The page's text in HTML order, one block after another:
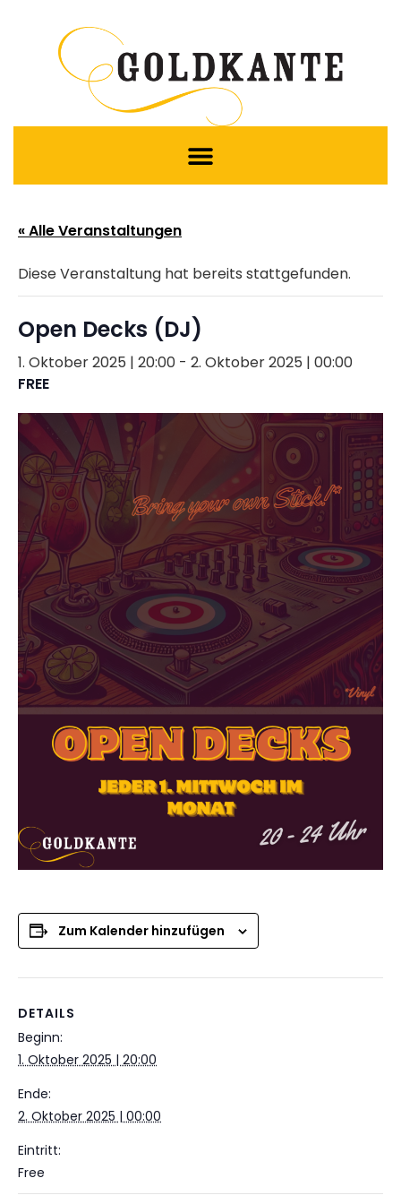
« Alle Veranstaltungen
Diese Veranstaltung hat bereits stattgefunden.
Open Decks (DJ)
1. Oktober 2025 | 20:00 - 2. Oktober 2025 | 00:00
FREE
Zum Kalender hinzufügen
DETAILS
Beginn:
1. Oktober 2025 | 20:00
Ende:
2. Oktober 2025 | 00:00
Eintritt:
Free